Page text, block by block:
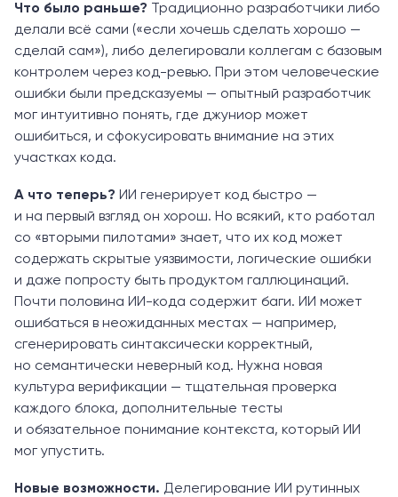
Что было раньше? Традиционно разработчики либо
делали всё сами («если хочешь сделать хорошо —
сделай сам»), либо делегировали коллегам с базовым
контролем через код-ревью. При этом человеческие
ошибки были предсказуемы — опытный разработчик
мог интуитивно понять, где джуниор может
ошибиться, и сфокусировать внимание на этих
участках кода.
А что теперь? ИИ генерирует код быстро —
и на первый взгляд он хорош. Но всякий, кто работал
со «вторыми пилотами» знает, что их код может
содержать скрытые уязвимости, логические ошибки
и даже попросту быть продуктом галлюцинаций.
Почти половина ИИ-кода содержит баги. ИИ может
ошибаться в неожиданных местах — например,
сгенерировать синтаксически корректный,
но семантически неверный код. Нужна новая
культура верификации — тщательная проверка
каждого блока, дополнительные тесты
и обязательное понимание контекста, который ИИ
мог упустить.
Новые возможности. Делегирование ИИ рутинных